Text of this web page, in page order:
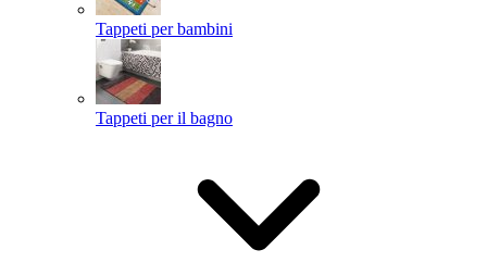
Tappeti per bambini
Tappeti per il bagno